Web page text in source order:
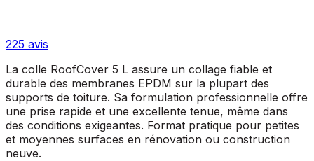
225 avis
La colle RoofCover 5 L assure un collage fiable et
durable des membranes EPDM sur la plupart des
supports de toiture. Sa formulation professionnelle offre
une prise rapide et une excellente tenue, même dans
des conditions exigeantes. Format pratique pour petites
et moyennes surfaces en rénovation ou construction
neuve.